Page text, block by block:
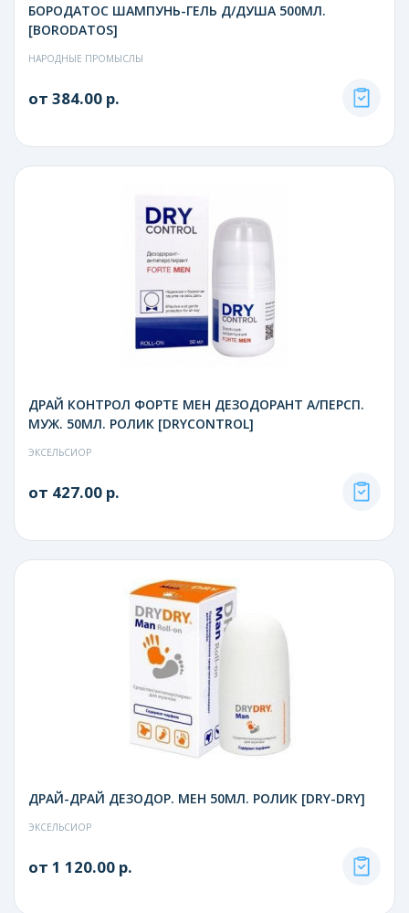
БОРОДАТОС ШАМПУНЬ-ГЕЛЬ Д/ДУША 500МЛ.
[BORODATOS]
НАРОДНЫЕ ПРОМЫСЛЫ
от 384.00 р.
ДРАЙ КОНТРОЛ ФОРТЕ МЕН ДЕЗОДОРАНТ А/ПЕРСП.
МУЖ. 50МЛ. РОЛИК [DRYCONTROL]
ЭКСЕЛЬСИОР
от 427.00 р.
ДРАЙ-ДРАЙ ДЕЗОДОР. МЕН 50МЛ. РОЛИК [DRY-DRY]
ЭКСЕЛЬСИОР
от 1 120.00 р.